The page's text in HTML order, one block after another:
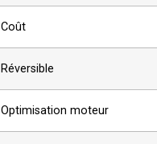
Coût
Réversible
Optimisation moteur